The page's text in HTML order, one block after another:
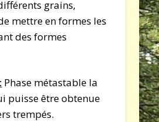
grains,
mettre en formes les
des formes
Phase métastable la
puisse être obtenue
trempés.